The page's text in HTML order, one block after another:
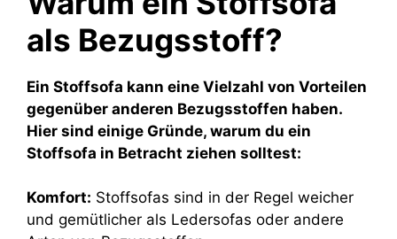
als Bezugsstoff?
Ein Stoffsofa kann eine Vielzahl von Vorteilen
gegenüber anderen Bezugsstoffen haben.
Hier sind einige Gründe, warum du ein
Stoffsofa in Betracht ziehen solltest:
Komfort: Stoffsofas sind in der Regel weicher
und gemütlicher als Ledersofas oder andere